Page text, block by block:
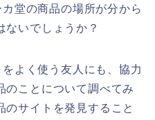
堂の商品の場所が分から
ないでしょうか？
よく使う友人にも、協力
のことについて調べてみ
のサイトを発見すること